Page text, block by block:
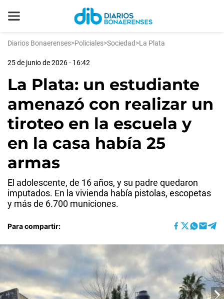
Diarios Bonaerenses>Policiales>Sociedad>La Plata
25 de junio de 2026 - 16:42
La Plata: un estudiante
amenazó con realizar un
tiroteo en la escuela y
en la casa había 25
armas
El adolescente, de 16 años, y su padre quedaron
imputados. En la vivienda había pistolas, escopetas
y más de 6.700 municiones.
Para compartir: